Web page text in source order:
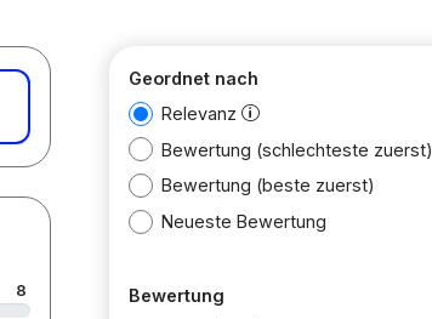
8
Geordnet nach
Relevanz
Bewertung (schlechteste zuerst)
Bewertung (beste zuerst)
Neueste Bewertung
Bewertung